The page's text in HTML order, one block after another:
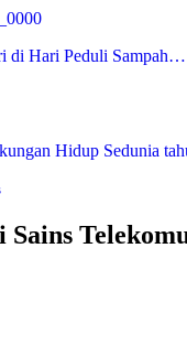
di Hari Peduli Sampah…
Hidup Sedunia